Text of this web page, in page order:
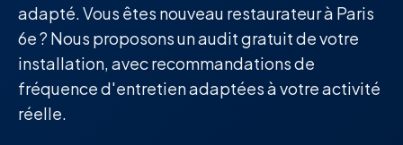
adapté. Vous êtes nouveau restaurateur à Paris
6e ? Nous proposons un audit gratuit de votre
installation, avec recommandations de
fréquence d'entretien adaptées à votre activité
réelle.